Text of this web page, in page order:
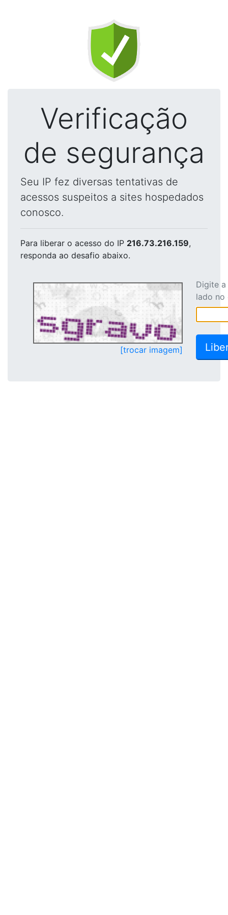
Verificação
de segurança
Seu IP fez diversas tentativas de
acessos suspeitos a sites hospedados
conosco.
Para liberar o acesso do IP 216.73.216.159,
responda ao desafio abaixo.
[trocar imagem]
Digite
lado no